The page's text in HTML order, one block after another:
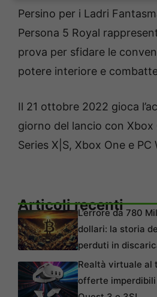
Persino per i Ladri
Persona 5 Royal
prova per sfidare le
potere interiore e
Il 21 ottobre 2022 gioca
giorno del lancio con Xbox
Series X|S, Xbox One e PC
Articoli recenti
L’errore da 780
dollari: la storia
perduti in
Realtà virtuale al
offerte imperdibili